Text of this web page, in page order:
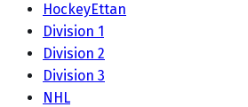
HockeyEttan
Division 1
Division 2
Division 3
NHL